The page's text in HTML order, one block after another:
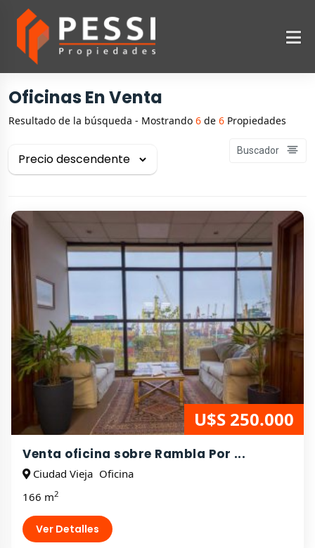
Oficinas En Venta
Resultado de la búsqueda - Mostrando 6 de 6 Propiedades
Buscador
U$S 250.000
Venta oficina sobre Rambla Por ...
Ciudad Vieja Oficina
166 m2
Ver Detalles